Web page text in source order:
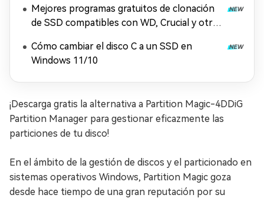
Mejores programas gratuitos de clonación
de SSD compatibles con WD, Crucial y otras
Cómo cambiar el disco C a un SSD en
Windows 11/10
¡Descarga gratis la alternativa a Partition Magic-4DDiG
Partition Manager para gestionar eficazmente las
particiones de tu disco!
En el ámbito de la gestión de discos y el particionado en
sistemas operativos Windows, Partition Magic goza
desde hace tiempo de una gran reputación por su